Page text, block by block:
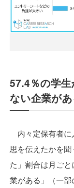
57.4％の学
ない企業が
内々定保有者に
思を伝えたかを
た」割合は月ご
業がある」（一